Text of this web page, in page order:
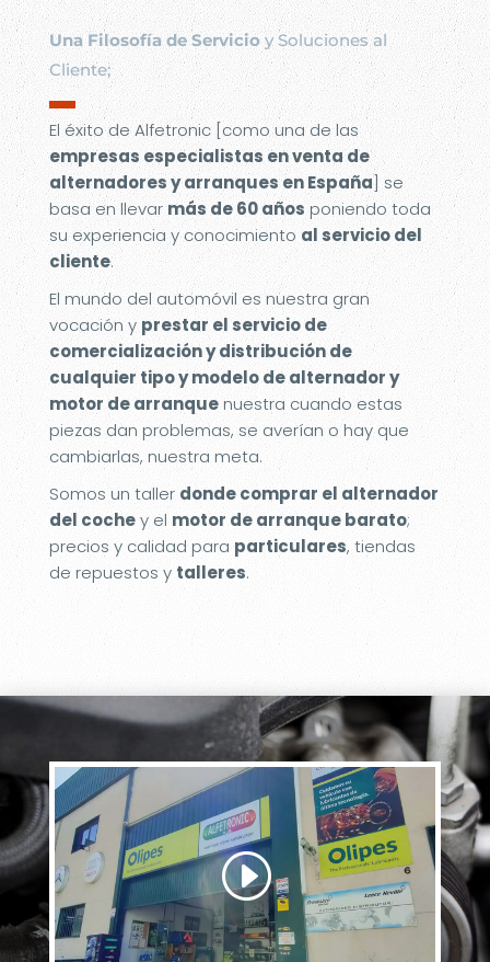
Una Filosofía de Servicioy Soluciones al
Cliente;
▬
El éxito de Alfetronic [como una de las
empresas especialistas en venta de
alternadores y arranques en España] se
basa en llevar más de 60 años poniendo toda
su experiencia y conocimiento al servicio del
cliente.
El mundo del automóvil es nuestra gran
vocación y prestar el servicio de
comercialización y distribución de
cualquier tipo y modelo de alternador y
motor de arranquenuestra cuando estas
piezas dan problemas, se averían o hay que
cambiarlas, nuestra meta.
Somos un taller donde comprar el alternador
del cochey el motor de arranque barato;
precios y calidad para particulares, tiendas
de repuestos ytalleres.